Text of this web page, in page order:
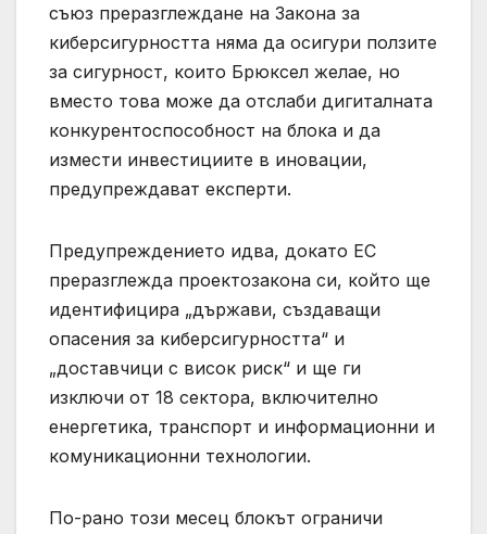
съюз преразглеждане на Закона за
киберсигурността няма да осигури ползите
за сигурност, които Брюксел желае, но
вместо това може да отслаби дигиталната
конкурентоспособност на блока и да
измести инвестициите в иновации,
предупреждават експерти.
Предупреждението идва, докато ЕС
преразглежда проектозакона си, който ще
идентифицира „държави, създаващи
опасения за киберсигурността“ и
„доставчици с висок риск“ и ще ги
изключи от 18 сектора, включително
енергетика, транспорт и информационни и
комуникационни технологии.
По-рано този месец блокът ограничи